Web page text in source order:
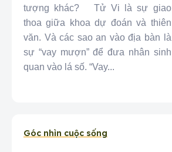
tượng khác? Tử Vi là sự giao
thoa giữa khoa dự đoán và thiên
văn. Và các sao an vào địa bàn là
sự “vay mượn” để đưa nhân sinh
quan vào lá số. “Vay...
Góc nhìn cuộc sống